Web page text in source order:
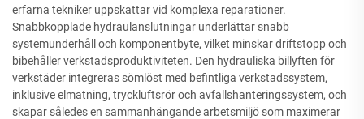
erfarna tekniker uppskattar vid komplexa reparationer.
Snabbkopplade hydraulanslutningar underlättar snabb
systemunderhåll och komponentbyte, vilket minskar driftstopp och
bibehåller verkstadsproduktiviteten. Den hydrauliska billyften för
verkstäder integreras sömlöst med befintliga verkstadssystem,
inklusive elmatning, tryckluftsrör och avfallshanteringssystem, och
skapar således en sammanhängande arbetsmiljö som maximerar